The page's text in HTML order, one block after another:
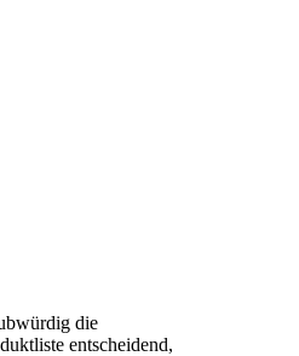
die
entscheidend,